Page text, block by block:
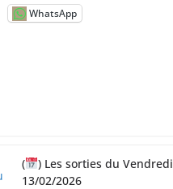
WhatsApp
(
) Les sorties du Vendredi
13/02/2026